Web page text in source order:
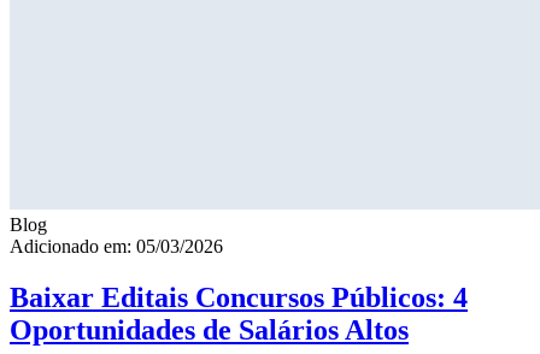
Blog
Adicionado em: 05/03/2026
Baixar Editais Concursos Públicos: 4
Oportunidades de Salários Altos